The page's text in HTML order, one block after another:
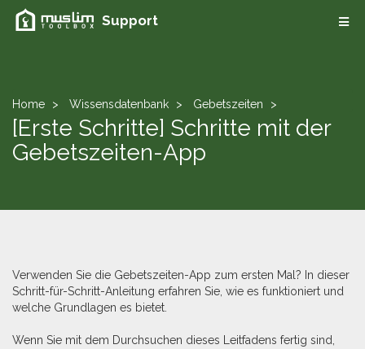
Support
Home Wissensdatenbank Gebetszeiten
[Erste Schritte] Schritte mit der
Gebetszeiten-App
Verwenden Sie die Gebetszeiten-App zum ersten Mal? In dieser
Schritt-für-Schritt-Anleitung erfahren Sie, wie es funktioniert und
welche Grundlagen es bietet.
Wenn Sie mit dem Durchsuchen dieses Leitfadens fertig sind,